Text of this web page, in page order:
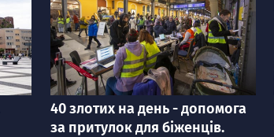
категорія
40 злотих на день - допомога
за притулок для біженців.